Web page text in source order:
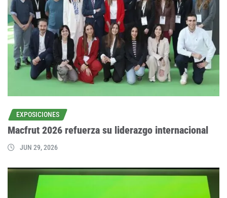
EXPOSICIONES
Macfrut 2026 refuerza su liderazgo internacional
JUN 29, 2026